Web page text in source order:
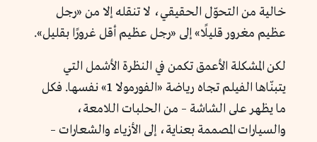
خالية من التحوّل الحقيقي، لا تنقله إلا من «رجل
عظيم مغرور قليلًا» إلى «رجل عظيم أقل غرورًا بقليل».
لكن المشكلة الأعمق تكمن في النظرة الأشمل التي
يتبنّاها الفيلم تجاه رياضة «الفورمولا 1» نفسها. فكل
ما يظهر على الشاشة – من الحلبات اللامعة،
والسيارات المصممة بعناية، إلى الأزياء والشعارات –